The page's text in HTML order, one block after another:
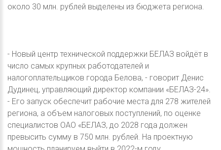
около 30 млн. рублей выделены из бюджета региона.
- Новый центр технической поддержки БЕЛАЗ войдёт в
число самых крупных работодателей и
налогоплательщиков города Белова, - говорит Денис
Дудинец, управляющий директор компании «БЕЛАЗ-24».
- Его запуск обеспечит рабочие места для 278 жителей
региона, а объем налоговых поступлений, по оценке
специалистов ОАО «БЕЛАЗ, до 2028 года должен
превысить сумму в 750 млн. рублей. На проектную